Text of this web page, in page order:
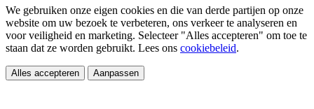
We gebruiken onze eigen cookies en die van derde partijen op onze
website om uw bezoek te verbeteren, ons verkeer te analyseren en
voor veiligheid en marketing. Selecteer "Alles accepteren" om toe te
staan dat ze worden gebruikt. Lees ons cookiebeleid.
Alles accepteren Aanpassen